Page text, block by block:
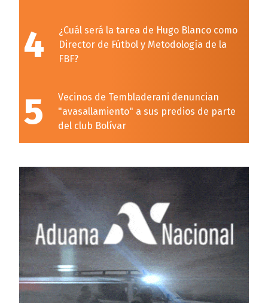
4
¿Cuál será la tarea de Hugo Blanco como
Director de Fútbol y Metodología de la
FBF?
5
Vecinos de Tembladerani denuncian
"avasallamiento" a sus predios de parte
del club Bolívar